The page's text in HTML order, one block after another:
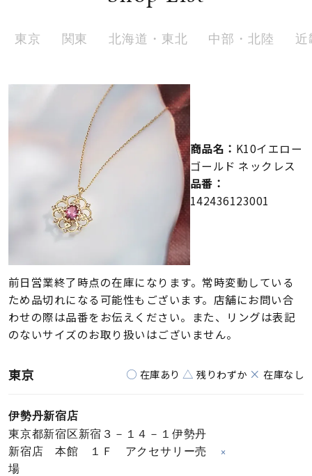
すべて表示
東京 関東 北海道・東北 中部・北陸 近
商品名： K10イエロー
ゴールド ネックレス
品番：
142436123001
前日営業終了時点の在庫になります。常時変動している
ため品切れになる可能性もございます。店舗にお問い合
わせの際は品番をお伝えください。また、リングは表記
のないサイズのお取り扱いはございません。
○ 在庫あり △ 残りわずか × 在庫なし
東京
伊勢丹新宿店
東京都新宿区新宿３－１４－１伊勢丹
新宿店 本館 １Ｆ アクセサリー売
場
×